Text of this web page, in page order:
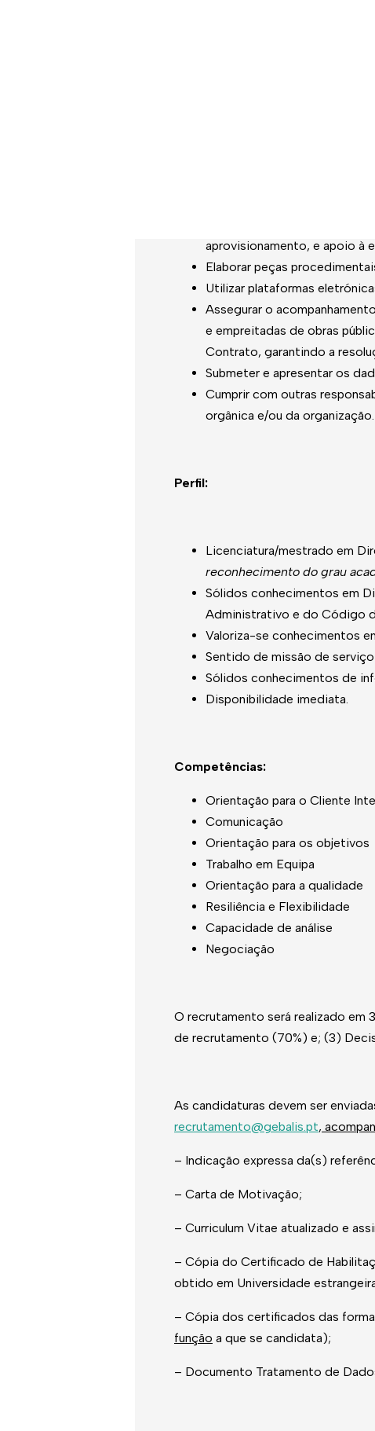
aprovisionamento, e apoio à
Elaborar peças
Utilizar plataformas
Assegurar o
e empreitadas de obras
Contrato, garantindo a
Submeter e apresentar os
Cumprir com outras
orgânica e/ou da organização.
Perfil:
Licenciatura/mestrado em
reconhecimento do grau
Sólidos conhecimentos em
Administrativo e do Código
Valoriza-se conhecimentos
Sentido de missão de
Sólidos conhecimentos de
Disponibilidade imediata.
Competências:
Orientação para o Cliente
Comunicação
Orientação para os objetivos
Trabalho em Equipa
Orientação para a qualidade
Resiliência e Flexibilidade
Capacidade de análise
Negociação
O recrutamento será realizado em
de recrutamento (70%) e; (3)
As candidaturas devem ser
recrutamento@gebalis.pt,
– Indicação expressa da(s)
– Carta de Motivação;
– Curriculum Vitae atualizado e
– Cópia do Certificado de
obtido em Universidade
– Cópia dos certificados das
função a que se candidata);
– Documento Tratamento de